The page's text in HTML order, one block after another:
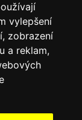
vylepšení
zobrazení
a reklam,